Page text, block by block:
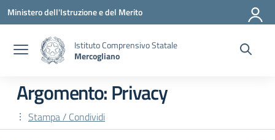
Vai ai contenuti
Vai al menu di navigazione
Vai al footer
Ministero dell'Istruzione e del Merito
Istituto Comprensivo Statale
Mercogliano
Argomento: Privacy
Stampa / Condividi